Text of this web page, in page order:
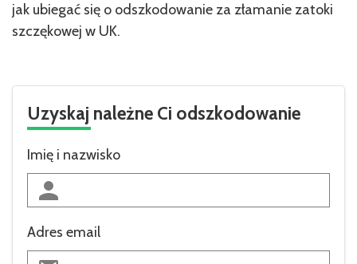
jak ubiegać się o odszkodowanie za złamanie zatoki
szczękowej w UK.
Uzyskaj należne Ci odszkodowanie
Imię i nazwisko
Adres email